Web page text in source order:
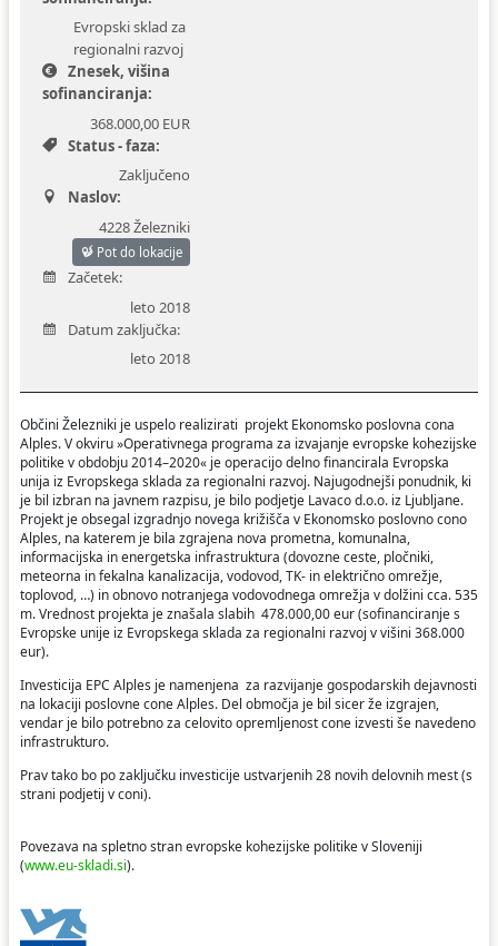
Evropski sklad za
regionalni razvoj
Znesek, višina
sofinanciranja:
368.000,00 EUR
Status - faza:
Zaključeno
Naslov:
4228 Železniki
Pot do lokacije
Začetek:
leto 2018
Datum zaključka:
leto 2018
Občini Železniki je uspelo realizirati projekt Ekonomsko poslovna cona
Alples. V okviru »Operativnega programa za izvajanje evropske kohezijske
politike v obdobju 2014–2020« je operacijo delno financirala Evropska
unija iz Evropskega sklada za regionalni razvoj. Najugodnejši ponudnik, ki
je bil izbran na javnem razpisu, je bilo podjetje Lavaco d.o.o. iz Ljubljane.
Projekt je obsegal izgradnjo novega križišča v Ekonomsko poslovno cono
Alples, na katerem je bila zgrajena nova prometna, komunalna,
informacijska in energetska infrastruktura (dovozne ceste, pločniki,
meteorna in fekalna kanalizacija, vodovod, TK- in električno omrežje,
toplovod, …) in obnovo notranjega vodovodnega omrežja v dolžini cca. 535
m. Vrednost projekta je znašala slabih 478.000,00 eur (sofinanciranje s
Evropske unije iz Evropskega sklada za regionalni razvoj v višini 368.000
eur).
Investicija EPC Alples je namenjena za razvijanje gospodarskih dejavnosti
na lokaciji poslovne cone Alples. Del območja je bil sicer že izgrajen,
vendar je bilo potrebno za celovito opremljenost cone izvesti še navedeno
infrastrukturo.
Prav tako bo po zaključku investicije ustvarjenih 28 novih delovnih mest (s
strani podjetij v coni).
Povezava na spletno stran evropske kohezijske politike v Sloveniji
(www.eu-skladi.si).
Fotogalerija
Varstvo osebnih podatkov
Katalog informacij javnega značaja
Proračun občine
Koledar odvoza odpadkov
Varuhov kotiček
Uradni dokumenti in povezave